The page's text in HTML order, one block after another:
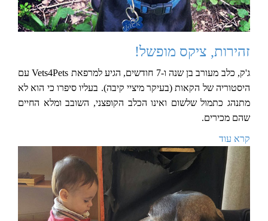
זהירות, ציקס מופשל!
ג'ק, כלב מעורב בן שנה ו-7 חודשים, הגיע למרפאת Vets4Pets עם
היסטוריה של הקאות (בעיקר מיציי קיבה). בעליו סיפרו כי הוא לא
מתנהג כתמול שלשום ואינו הכלב הקופצני, השובב ומלא החיים
שהם מכירים.
קרא עוד